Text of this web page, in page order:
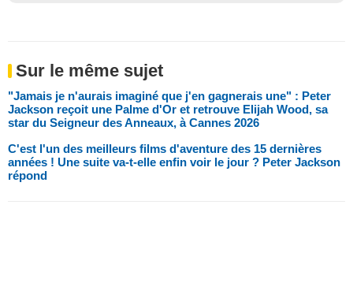
Sur le même sujet
"Jamais je n'aurais imaginé que j'en gagnerais une" : Peter
Jackson reçoit une Palme d'Or et retrouve Elijah Wood, sa
star du Seigneur des Anneaux, à Cannes 2026
C'est l'un des meilleurs films d'aventure des 15 dernières
années ! Une suite va-t-elle enfin voir le jour ? Peter Jackson
répond